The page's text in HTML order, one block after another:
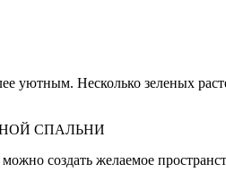
уютным. Несколько зеленых
СПАЛЬНИ
создать желаемое